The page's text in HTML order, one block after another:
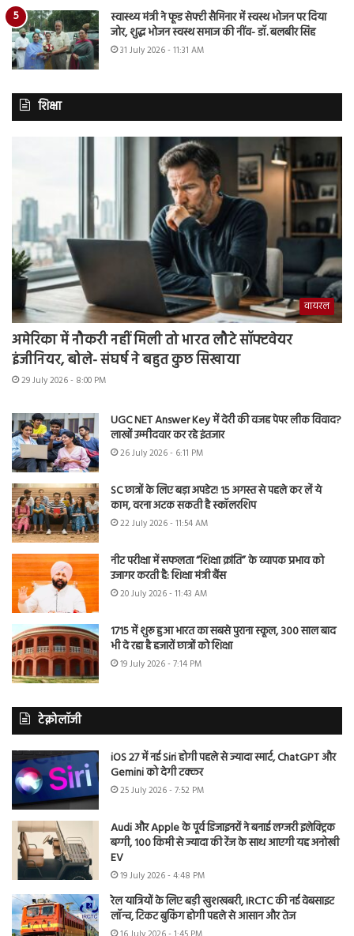
स्वास्थ्य मंत्री ने फूड सेफ्टी सैमिनार में स्वस्थ भोजन पर दिया
जोर, शुद्ध भोजन स्वस्थ समाज की नींव- डॉ. बलबीर सिंह
31 July 2026 - 11:31 AM
शिक्षा
वायरल
अमेरिका में नौकरी नहीं मिली तो भारत लौटे सॉफ्टवेयर
इंजीनियर, बोले- संघर्ष ने बहुत कुछ सिखाया
29 July 2026 - 8:00 PM
UGC NET Answer Key में देरी की वजह पेपर लीक विवाद?
लाखों उम्मीदवार कर रहे इंतजार
26 July 2026 - 6:11 PM
SC छात्रों के लिए बड़ा अपडेट! 15 अगस्त से पहले कर लें ये
काम, वरना अटक सकती है स्कॉलरशिप
22 July 2026 - 11:54 AM
नीट परीक्षा में सफलता “शिक्षा क्रांति” के व्यापक प्रभाव को
उजागर करती है: शिक्षा मंत्री बैंस
20 July 2026 - 11:43 AM
1715 में शुरू हुआ भारत का सबसे पुराना स्कूल, 300 साल बाद
भी दे रहा है हजारों छात्रों को शिक्षा
19 July 2026 - 7:14 PM
टेक्नोलॉजी
iOS 27 में नई Siri होगी पहले से ज्यादा स्मार्ट, ChatGPT और
Gemini को देगी टक्कर
25 July 2026 - 7:52 PM
Audi और Apple के पूर्व डिजाइनरों ने बनाई लग्जरी इलेक्ट्रिक
बग्गी, 100 किमी से ज्यादा की रेंज के साथ आएगी यह अनोखी
EV
19 July 2026 - 4:48 PM
रेल यात्रियों के लिए बड़ी खुशखबरी, IRCTC की नई वेबसाइट
लॉन्च, टिकट बुकिंग होगी पहले से आसान और तेज